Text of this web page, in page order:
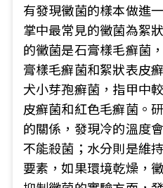
有發現黴菌的樣本做進
掌中最常見的黴菌為絮
的黴菌是石膏樣毛癬菌
膏樣毛癬菌和絮狀表皮
犬小芽孢癬菌，指甲中
皮癬菌和紅色毛癬菌。
的關係，發現冷的溫度
不能殺菌；水分則是維
要素，如果環境乾燥，